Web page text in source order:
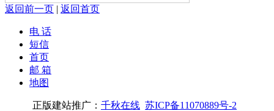
返回前一页 | 返回首页
电 话
短信
首页
邮 箱
地图
正版建站推广： 千秋在线 苏ICP备11070889号-2